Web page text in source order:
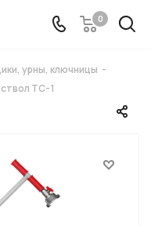
0
урны, ключницы -
ТС-1